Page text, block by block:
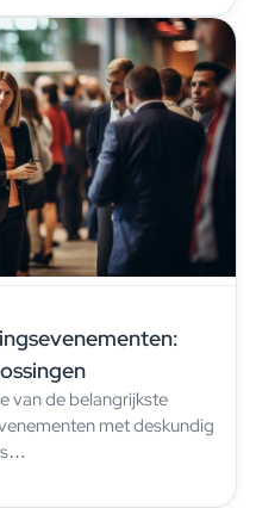
van de belangrijkste
met deskundig